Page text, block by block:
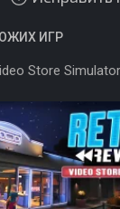
ИГР
Store